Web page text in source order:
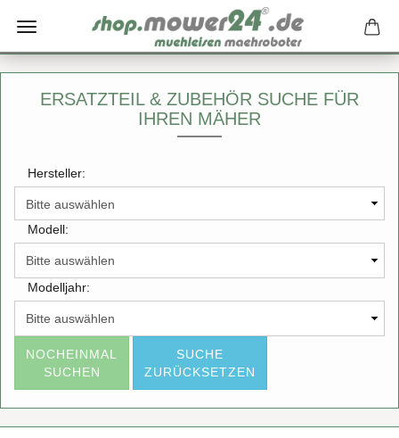
ERSATZTEIL & ZUBEHÖR SUCHE FÜR
IHREN MÄHER
Hersteller:
Modell:
Modelljahr:
NOCHEINMAL
SUCHEN
SUCHE
ZURÜCKSETZEN